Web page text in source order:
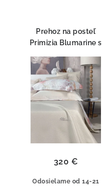
Prehoz na posteľ
Primizia Blumarine s
maslový
Odosielame od 14-21
320 €